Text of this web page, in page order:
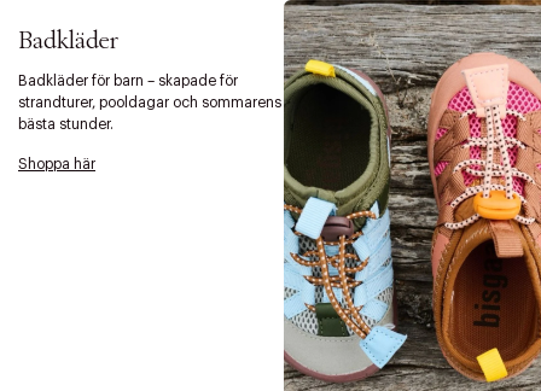
Badkläder
Badkläder för barn – skapade för
strandturer, pooldagar och sommarens
bästa stunder.
Shoppa här